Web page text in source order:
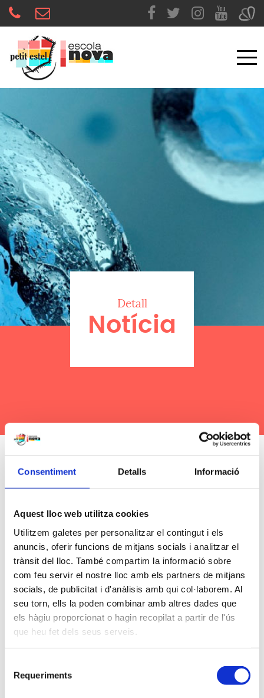
Consentiment Detalls Informació
Aquest lloc web utilitza cookies
Utilitzem galetes per personalitzar el contingut i els
anuncis, oferir funcions de mitjans socials i analitzar el
trànsit del lloc. També compartim la informació sobre
com feu servir el nostre lloc amb els partners de mitjans
socials, de publicitat i d'anàlisis amb qui col·laborem. Al
seu torn, ells la poden combinar amb altres dades que
els hàgiu proporcionat o hagin recopilat a partir de l'ús
que heu fet dels seus serveis.
Requeriments
Detall
Notícia
21/01/2026